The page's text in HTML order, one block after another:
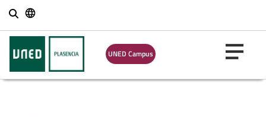
Buscar
UNED Campus